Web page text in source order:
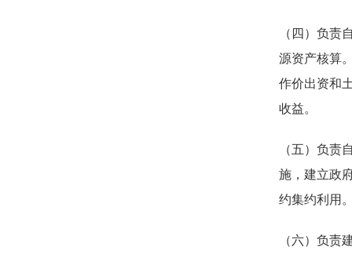
（四）负责
源资产核算
作价出资和
收益。
（五）负责
施，建立政
约集约利用
（六）负责